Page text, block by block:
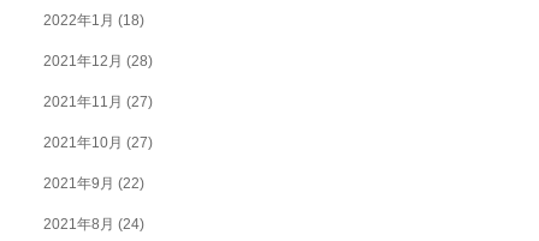
2022年1月 (18)
2021年12月 (28)
2021年11月 (27)
2021年10月 (27)
2021年9月 (22)
2021年8月 (24)